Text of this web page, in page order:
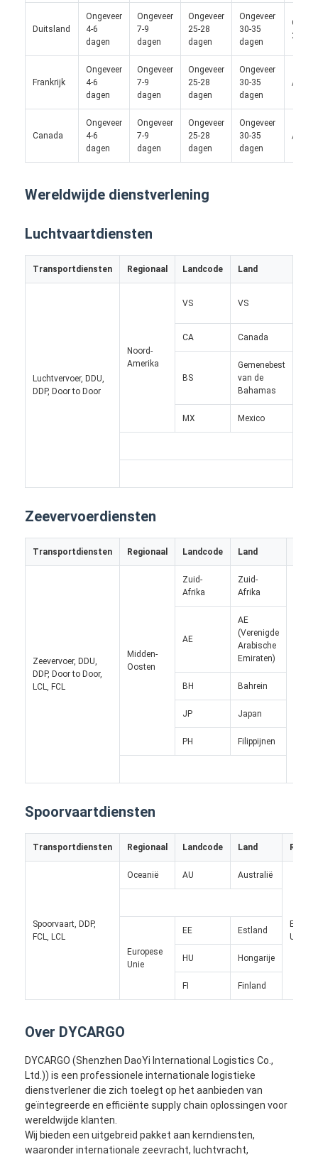
Kwaliteitscontrole
Internationale Voorwaartse Vracht
DDP-verzending uit China
druk het verschepen uit
SPOORvracht
Vervoer naar Amazone
Opbergdienst
Duitsland
Ongeveer
4-6
dagen
Ongeveer
7-9
dagen
Ongeveer
25-28
dagen
Ongeveer
30-35
dagen
28
Frankrijk
Ongeveer
4-6
dagen
Ongeveer
7-9
dagen
Ongeveer
25-28
dagen
Ongeveer
30-35
dagen
/
Canada
Ongeveer
4-6
dagen
Ongeveer
7-9
dagen
Ongeveer
25-28
dagen
Ongeveer
30-35
dagen
/
Wereldwijde dienstverlening
Luchtvaartdiensten
Transportdiensten Regionaal Landcode Land
Luchtvervoer, DDU,
DDP, Door to Door
Noord-
Amerika
VS VS
CA Canada
BS
Gemenebest
van de
Bahamas
MX Mexico
Zeevervoerdiensten
Transportdiensten Regionaal Landcode Land
Zeevervoer, DDU,
DDP, Door to Door,
LCL, FCL
Midden-
Oosten
Zuid-
Afrika
Zuid-
Afrika
AE
AE
(Verenigde
Arabische
Emiraten)
BH Bahrein
JP Japan
PH Filippijnen
Spoorvaartdiensten
Transportdiensten Regionaal Landcode Land
Spoorvaart, DDP,
FCL, LCL
Oceanië AU Australië
Unie
Europese
Unie
EE Estland
HU Hongarije
FI Finland
Over DYCARGO
DYCARGO (Shenzhen DaoYi International Logistics Co.,
Ltd.)) is een professionele internationale logistieke
dienstverlener die zich toelegt op het aanbieden van
geïntegreerde en efficiënte supply chain oplossingen voor
wereldwijde klanten.
Wij bieden een uitgebreid pakket aan kerndiensten,
waaronder internationale zeevracht, luchtvracht,